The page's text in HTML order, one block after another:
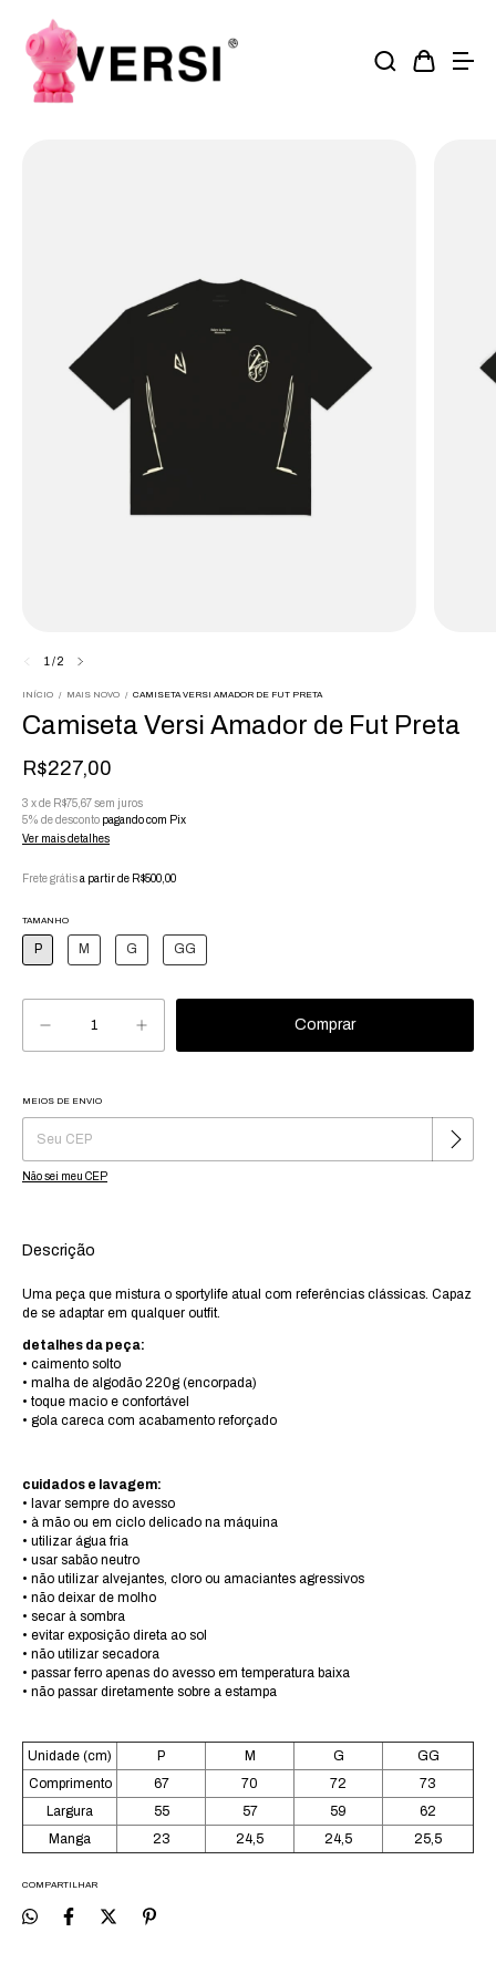
1/2
INÍCIO / MAIS NOVO / CAMISETA VERSI AMADOR DE FUT PRETA
Camiseta Versi Amador de Fut Preta
R$227,00
3 xde R$75,67sem juros
5% de desconto pagando com Pix
Ver mais detalhes
Frete grátisa partir de R$500,00
TAMANHO
P M G GG
Entregas para o CEP:
MEIOS DE ENVIO
Não sei meu CEP
Descrição
Uma peça que mistura o sportylife atual com referências clássicas. Capaz
de se adaptar em qualquer outfit.
detalhes da peça:
• caimento solto
• malha de algodão 220g (encorpada)
• toque macio e confortável
• gola careca com acabamento reforçado
cuidados e lavagem:
• lavar sempre do avesso
• à mão ou em ciclo delicado na máquina
• utilizar água fria
• usar sabão neutro
• não utilizar alvejantes, cloro ou amaciantes agressivos
• não deixar de molho
• secar à sombra
• evitar exposição direta ao sol
• não utilizar secadora
• passar ferro apenas do avesso em temperatura baixa
• não passar diretamente sobre a estampa
Unidade (cm) P M G
GG
Comprimento
67 70 72
73
Largura
55 57 59
62
Manga
23 24,5 24,5 25,5
COMPARTILHAR